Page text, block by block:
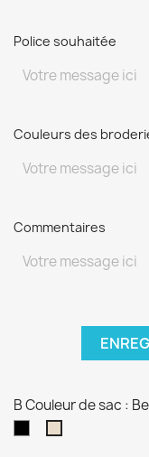
Police souhaitée
Couleurs des
Commentaires
B Couleur de sac :